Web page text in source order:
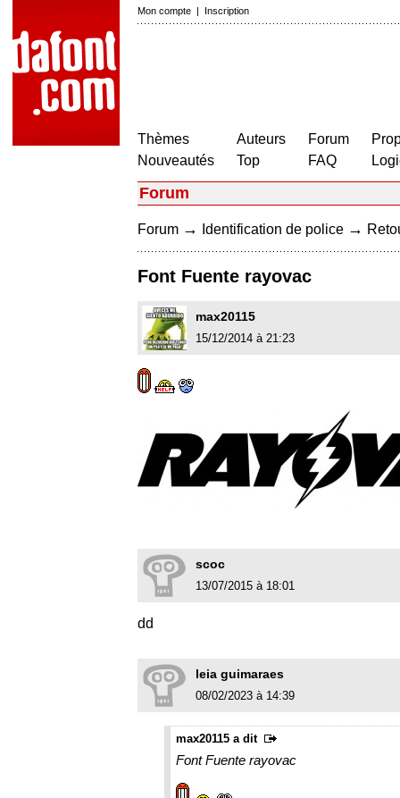
Mon compte | Inscription
Thèmes
Nouveautés
Auteurs
Top
Forum
FAQ
Forum
Forum → Identification de police →
Font Fuente rayovac
max20115
15/12/2014 à 21:23
scoc
13/07/2015 à 18:01
dd
leia guimaraes
08/02/2023 à 14:39
max20115 a dit
Font Fuente rayovac